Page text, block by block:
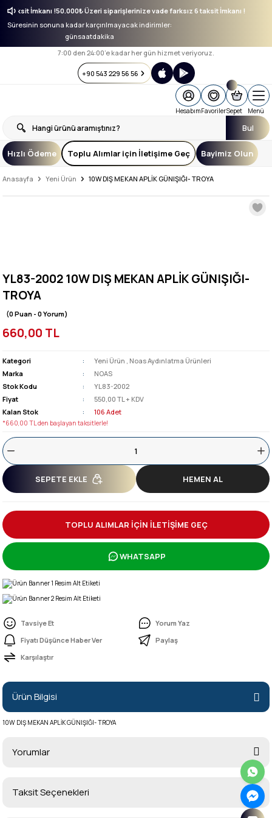
6 taksit İmkanı !50.000₺ Üzeri siparişlerinize vade farksız 6 taksit İmkanı !
Süresinin sonuna kadar karçırılmayacak indirimler:
günsaatdakika
7:00 den 24:00’e kadar her gün hizmet veriyoruz.
+90 543 229 56 56
Bul
HesabımFavorilerSepet Menü
Hızlı Ödeme Toplu Alımlar için İletişime Geç Bayimiz Olun
Anasayfa Yeni Ürün 10W DIŞ MEKAN APLİK GÜNIŞIĞI- TROYA
YL83-2002 10W DIŞ MEKAN APLİK GÜNIŞIĞI-
TROYA
(0 Puan - 0 Yorum)
660,00 TL
Kategori Yeni Ürün , Noas Aydınlatma Ürünleri
Marka
NOAS
Stok Kodu
YL83-2002
Fiyat
550,00 TL + KDV
Kalan Stok
106 Adet
*660,00 TL den başlayan taksitlerle!
SEPETE EKLE HEMEN AL
TOPLU ALIMLAR İÇİN İLETİŞİME GEÇ
WHATSAPP
Tavsiye Et
Yorum Yaz
Fiyatı Düşünce Haber Ver
Paylaş
Karşılaştır
Ürün Bilgisi
10W DIŞ MEKAN APLİK GÜNIŞIĞI- TROYA
Yorumlar
Bu ürüne ilk yorumu siz yapın!
Taksit Seçenekleri